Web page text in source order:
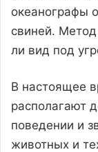
океанографы
свиней.
ли вид под
В настоящее
располагают
поведении и
животных и